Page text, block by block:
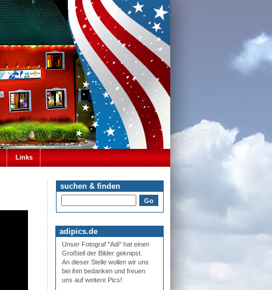
Links
suchen & finden
adipics.de
Unser Fotograf "Adi" hat einen
Großteil der Bilder geknipst.
An dieser Stelle wollen wir uns
bei ihm bedanken und freuen
uns auf weitere Pics!